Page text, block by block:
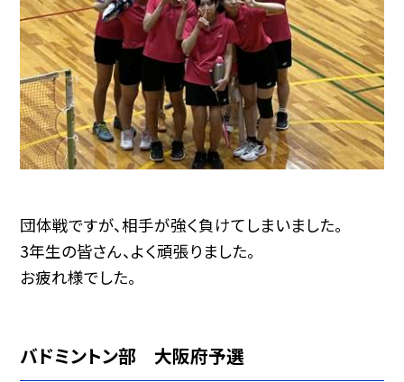
団体戦ですが、相手が強く負けてしまいました。
3年生の皆さん、よく頑張りました。
お疲れ様でした。
バドミントン部 大阪府予選